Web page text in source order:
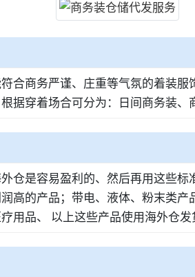
合商务严谨、庄重等气氛的着装
据穿着场合可分为：日间商务装、
是容易盈利的、然后再用这些标
高的产品；带电、液体、粉末类
品、 以上这些产品使用海外仓发